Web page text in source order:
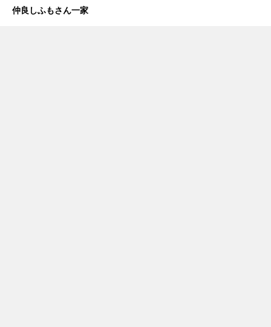
仲良しふもさん一家